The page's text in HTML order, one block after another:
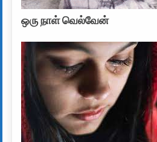
ஒரு நாள் வெல்வேன்